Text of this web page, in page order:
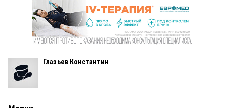
Глазьев Константин